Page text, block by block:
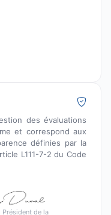
des évaluations
et correspond aux
définies par la
L111-7-2 du Code
Président de la